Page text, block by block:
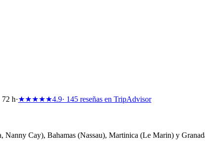
72 h·★★★★★4.9· 145 reseñas en TripAdvisor
Cay), Bahamas (Nassau), Martinica (Le Marin) y